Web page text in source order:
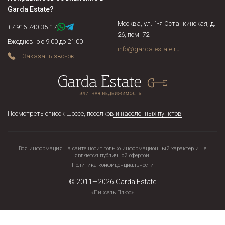
Garda Estate?
+7 916 740-35-17
Ежедневно с 9:00 до 21:00
Заказать звонок
Москва, ул. 1-я Останкинская, д.
26, пом. 72
info@garda-estate.ru
Посмотреть список шоссе, поселков и населенных пунктов
Вся информация на сайте носит только информационный характер и не
является публичной офертой.
Политика конфиденциальности
© 2011—2026 Garda Estate
«Пиксель Плюс»